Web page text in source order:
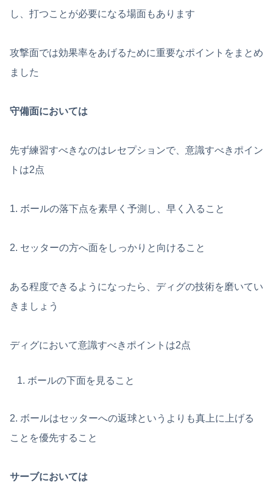
し、打つことが必要になる場面もあります
攻撃面では効果率をあげるために重要なポイントをまとめ
ました
守備面においては
先ず練習すべきなのはレセプションで、意識すべきポイン
トは2点
1. ボールの落下点を素早く予測し、早く入ること
2. セッターの方へ面をしっかりと向けること
ある程度できるようになったら、ディグの技術を磨いてい
きましょう
ディグにおいて意識すべきポイントは2点
ボールの下面を見ること
2. ボールはセッターへの返球というよりも真上に上げる
ことを優先すること
サーブにおいては